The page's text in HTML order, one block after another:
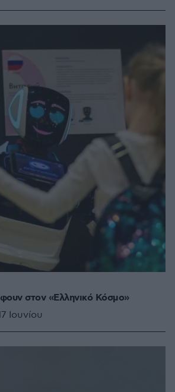
στον «Ελληνικό Κόσμο»
Ιουνίου